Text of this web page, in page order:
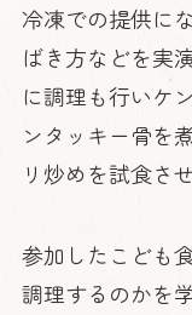
冷凍での提供に
ばき方などを実
に調理も行いケ
ンタッキー骨を
リ炒めを試食さ
参加したこども
調理するのかを